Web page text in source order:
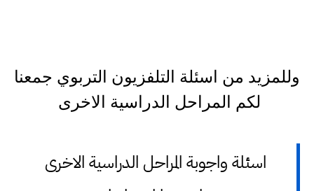
وللمزيد من اسئلة التلفزيون التربوي جمعنا
لكم المراحل الدراسية الاخرى
اسئلة واجوبة المراحل الدراسية الاخرى